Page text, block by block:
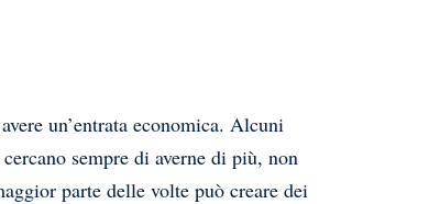
un’entrata economica. Alcuni
sempre di averne di più, non
parte delle volte può creare dei